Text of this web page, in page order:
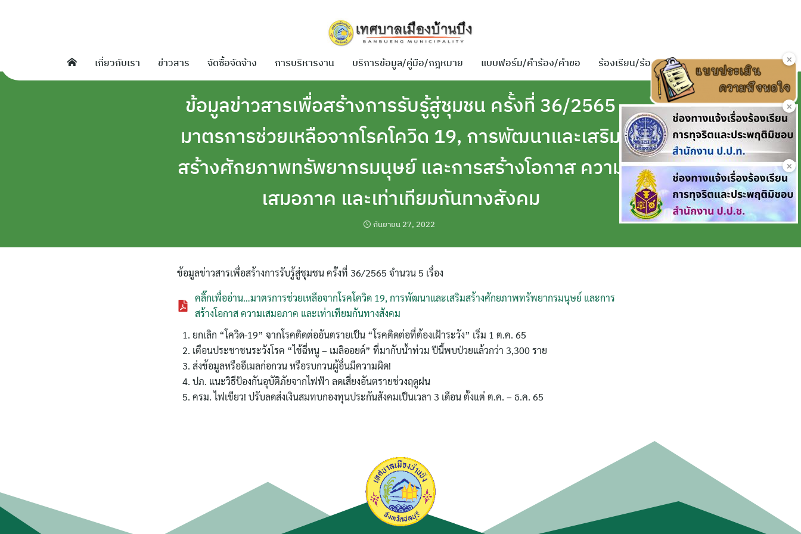
เกี่ยวกับเรา ข่าวสาร จัดซื้อจัดจ้าง การบริหารงาน บริการข้อมูล/คู่มือ/กฎหมาย แบบฟอร์ม/คำร้อง/คำขอ ร้องเรียน/ร้องทุกข์ ติดต่อเรา
สำหรับ:
ข้อมูลข่าวสารเพื่อสร้างการรับรู้สู่ชุมชน ครั้งที่ 36/2565
มาตรการช่วยเหลือจากโรคโควิด 19, การพัฒนาและเสริม
สร้างศักยภาพทรัพยากรมนุษย์ และการสร้างโอกาส ความ
เสมอภาค และเท่าเทียมกันทางสังคม
กันยายน 27, 2022
ข้อมูลข่าวสารเพื่อสร้างการรับรู้สู่ชุมชน ครั้งที่ 36/2565 จำนวน 5 เรื่อง
คลิ๊กเพื่ออ่าน…มาตรการช่วยเหลือจากโรคโควิด 19, การพัฒนาและเสริมสร้างศักยภาพทรัพยากรมนุษย์ และการ
สร้างโอกาส ความเสมอภาค และเท่าเทียมกันทางสังคม
ยกเลิก “โควิด-19” จากโรคติดต่ออันตรายเป็น “โรคติดต่อที่ต้องเฝ้าระวัง” เริ่ม 1 ต.ค. 65
เตือนประชาชนระวังโรค “ไข้ฉี่หนู – เมลิออยด์” ที่มากับน้ำท่วม ปีนี้พบป่วยแล้วกว่า 3,300 ราย
ส่งข้อมูลหรืออีเมลก่อกวน หรือรบกวนผู้อื่นมีความผิด!
ปภ. แนะวิธีป้องกันอุบัติภัยจากไฟฟ้า ลดเสี่ยงอันตรายช่วงฤดูฝน
ครม. ไฟเขียว! ปรับลดส่งเงินสมทบกองทุนประกันสังคมเป็นเวลา 3 เดือน ตั้งแต่ ต.ค. – ธ.ค. 65
×
×
×